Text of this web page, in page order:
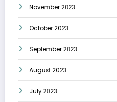
November 2023
October 2023
September 2023
August 2023
July 2023